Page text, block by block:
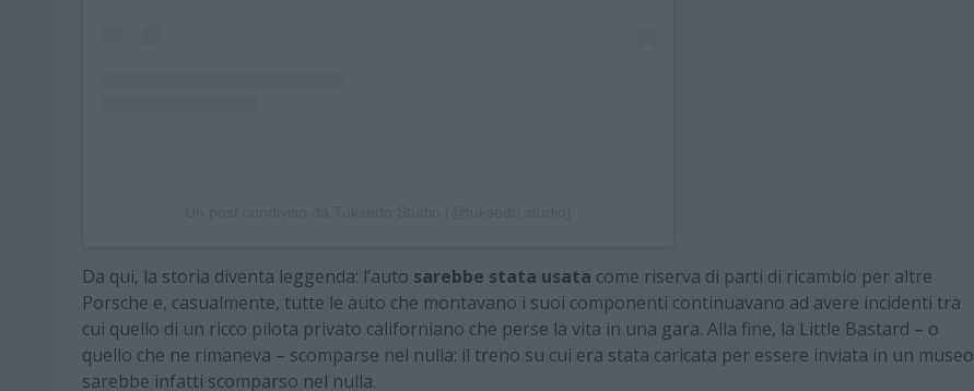
Da qui, la storia diventa leggenda: l’auto sarebbe stata usata come riserva di parti di ricambio per altre
Porsche e, casualmente, tutte le auto che montavano i suoi componenti continuavano ad avere incidenti tra
cui quello di un ricco pilota privato californiano che perse la vita in una gara. Alla fine, la Little Bastard – o
quello che ne rimaneva – scomparse nel nulla: il treno su cui era stata caricata per essere inviata in un museo
sarebbe infatti scomparso nel nulla.